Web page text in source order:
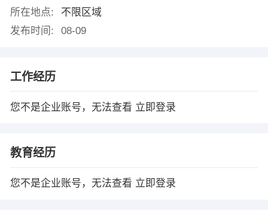
所在地点:
不限区域
发布时间:
08-09
工作经历
您不是企业账号，无法查看 立即登录
教育经历
您不是企业账号，无法查看 立即登录